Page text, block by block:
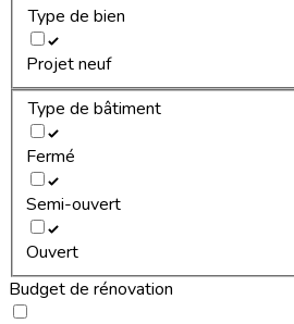
Type de bien
Projet neuf
Type de bâtiment
Fermé
Semi-ouvert
Ouvert
Budget de rénovation